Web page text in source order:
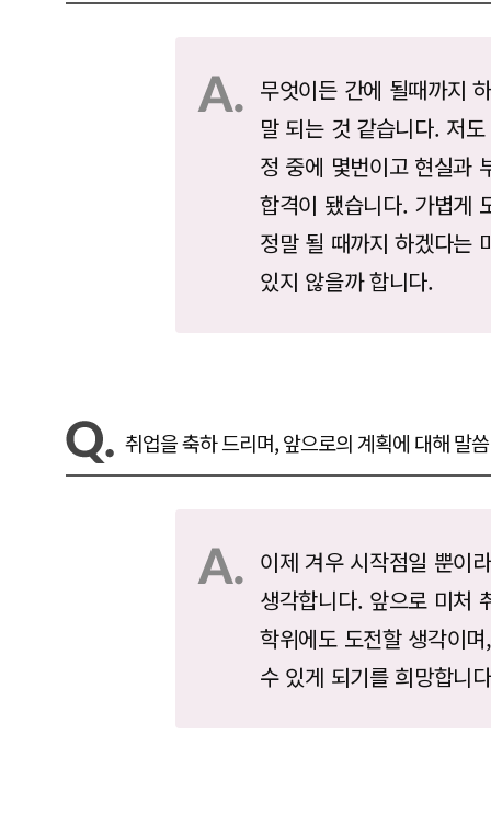
무엇이든 간에 될때까지
말 되는 것 같습니다. 저
정 중에 몇번이고 현실과
합격이 됐습니다. 가볍게
정말 될 때까지 하겠다는
있지 않을까 합니다.
취업을 축하 드리며, 앞으로의 계획에 대해 말
이제 겨우 시작점일 뿐이
생각합니다. 앞으로 미처
학위에도 도전할 생각이
수 있게 되기를 희망합니